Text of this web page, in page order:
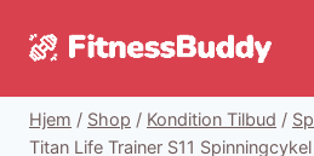
Hjem / Shop / Kondition Tilbud /
Titan Life Trainer S11 Spinningcykel